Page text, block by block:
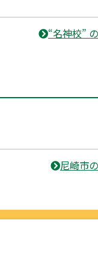
“名神校”
尼崎市